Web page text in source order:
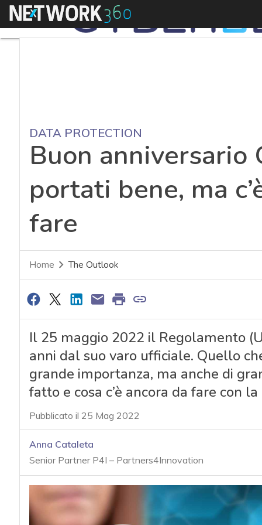
Menu
DATA PROTECTION
Buon anniversario
portati bene, ma
fare
Home The Outlook
Il 25 maggio 2022 il Regolamento
anni dal suo varo ufficiale. Quello
grande importanza, ma anche di
fatto e cosa c’è ancora da fare con
Pubblicato il 25 Mag 2022
Anna Cataleta
Senior Partner P4I – Partners4Innovation